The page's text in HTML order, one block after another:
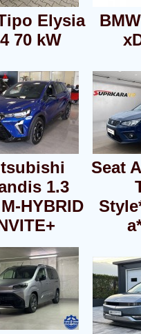
Elysia
70 kW
1.3
HYBRID
Seat